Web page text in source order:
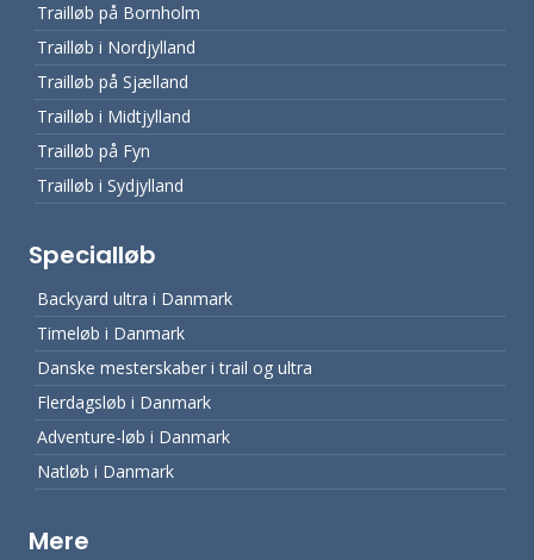
Trailløb på Bornholm
Trailløb i Nordjylland
Trailløb på Sjælland
Trailløb i Midtjylland
Trailløb på Fyn
Trailløb i Sydjylland
Specialløb
Backyard ultra i Danmark
Timeløb i Danmark
Danske mesterskaber i trail og ultra
Flerdagsløb i Danmark
Adventure-løb i Danmark
Natløb i Danmark
Mere